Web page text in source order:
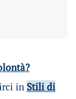
in Stili di